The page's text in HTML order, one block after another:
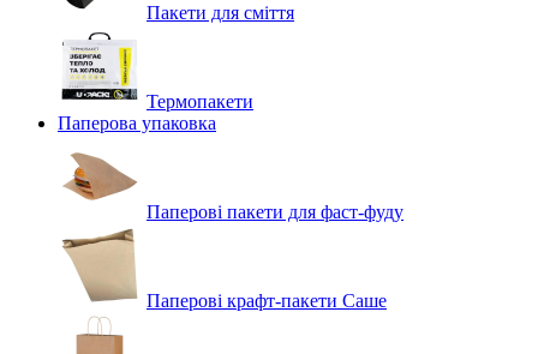
Пакети для сміття
Термопакети
Паперова упаковка
Паперові пакети для фаст-фуду
Паперові крафт-пакети Саше